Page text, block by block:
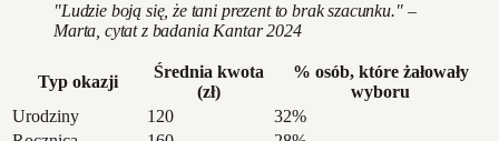
"Ludzie boją się, że tani prezent to brak szacunku." –
Marta, cytat z badania Kantar 2024
Typ okazji
Średnia kwota
(zł)
% osób, które żałowały
wyboru
Urodziny
120
32%